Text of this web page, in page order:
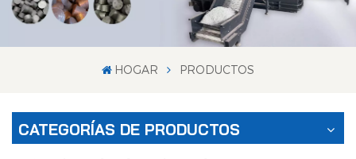
HOGAR PRODUCTOS
CATEGORÍAS DE PRODUCTOS